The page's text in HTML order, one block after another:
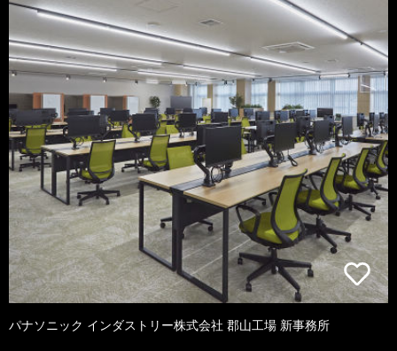
パナソニック インダストリー株式会社 郡山工場 新事務所